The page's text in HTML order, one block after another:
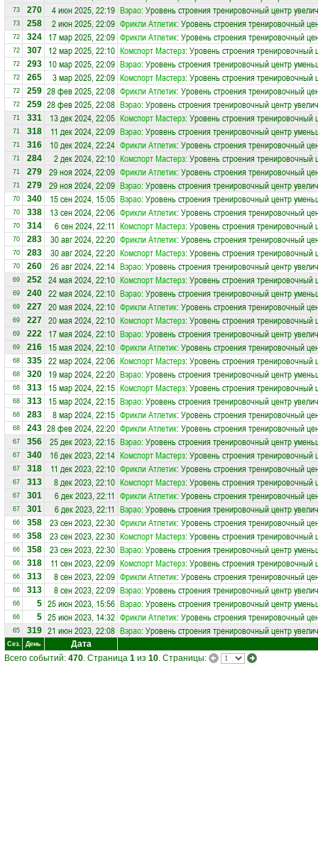
73 270 4 июн 2025, 22:19 Вэрао: Уровень строения тренировочный центр
73 258 2 июн 2025, 22:09 Фрикли Атлетик: Уровень строения тренировочный
72 324 17 мар 2025, 22:09 Фрикли Атлетик: Уровень строения тренировочный
72 307 12 мар 2025, 22:10 Комспорт Мастерз: Уровень строения
72 293 10 мар 2025, 22:09 Вэрао: Уровень строения тренировочный центр
72 265 3 мар 2025, 22:09 Комспорт Мастерз: Уровень строения тренировочный
72 259 28 фев 2025, 22:08 Фрикли Атлетик: Уровень строения тренировочный
72 259 28 фев 2025, 22:08 Вэрао: Уровень строения тренировочный центр
71 331 13 дек 2024, 22:05 Комспорт Мастерз: Уровень строения
71 318 11 дек 2024, 22:09 Вэрао: Уровень строения тренировочный центр
71 316 10 дек 2024, 22:24 Фрикли Атлетик: Уровень строения тренировочный
71 284 2 дек 2024, 22:10 Комспорт Мастерз: Уровень строения тренировочный
71 279 29 ноя 2024, 22:09 Фрикли Атлетик: Уровень строения тренировочный
71 279 29 ноя 2024, 22:09 Вэрао: Уровень строения тренировочный центр
70 340 15 сен 2024, 15:05 Вэрао: Уровень строения тренировочный центр
70 338 13 сен 2024, 22:06 Фрикли Атлетик: Уровень строения тренировочный
70 314 6 сен 2024, 22:11 Комспорт Мастерз: Уровень строения
70 283 30 авг 2024, 22:20 Фрикли Атлетик: Уровень строения тренировочный
70 283 30 авг 2024, 22:20 Комспорт Мастерз: Уровень строения тренировочный
70 260 26 авг 2024, 22:14 Вэрао: Уровень строения тренировочный центр
69 252 24 мая 2024, 22:10 Комспорт Мастерз: Уровень строения
69 240 22 мая 2024, 22:10 Вэрао: Уровень строения тренировочный центр
69 227 20 мая 2024, 22:10 Фрикли Атлетик: Уровень строения тренировочный
69 227 20 мая 2024, 22:10 Комспорт Мастерз: Уровень строения тренировочный
69 222 17 мая 2024, 22:10 Вэрао: Уровень строения тренировочный центр
69 216 15 мая 2024, 22:10 Фрикли Атлетик: Уровень строения тренировочный
68 335 22 мар 2024, 22:06 Комспорт Мастерз: Уровень строения
68 320 19 мар 2024, 22:20 Вэрао: Уровень строения тренировочный центр
68 313 15 мар 2024, 22:15 Комспорт Мастерз: Уровень строения тренировочный
68 313 15 мар 2024, 22:15 Вэрао: Уровень строения тренировочный центр
68 283 8 мар 2024, 22:15 Фрикли Атлетик: Уровень строения тренировочный
68 243 28 фев 2024, 22:20 Фрикли Атлетик: Уровень строения тренировочный
67 356 25 дек 2023, 22:15 Вэрао: Уровень строения тренировочный центр
67 340 16 дек 2023, 22:14 Комспорт Мастерз: Уровень строения
67 318 11 дек 2023, 22:10 Фрикли Атлетик: Уровень строения тренировочный
67 313 8 дек 2023, 22:10 Комспорт Мастерз: Уровень строения тренировочный
67 301 6 дек 2023, 22:11 Фрикли Атлетик: Уровень строения тренировочный
67 301 6 дек 2023, 22:11 Вэрао: Уровень строения тренировочный центр
66 358 23 сен 2023, 22:30 Фрикли Атлетик: Уровень строения тренировочный
66 358 23 сен 2023, 22:30 Комспорт Мастерз: Уровень строения
66 358 23 сен 2023, 22:30 Вэрао: Уровень строения тренировочный центр
66 318 11 сен 2023, 22:09 Комспорт Мастерз: Уровень строения тренировочный
66 313 8 сен 2023, 22:09 Фрикли Атлетик: Уровень строения тренировочный
66 313 8 сен 2023, 22:09 Вэрао: Уровень строения тренировочный центр
66 5 25 июн 2023, 15:56 Вэрао: Уровень строения тренировочный центр
66 5 25 июн 2023, 14:32 Фрикли Атлетик: Уровень строения тренировочный
65 319 21 июн 2023, 22:08 Вэрао: Уровень строения тренировочный центр
Сез. День
Дата
Всего событий: 470. Страница 1 из 10. Страницы: